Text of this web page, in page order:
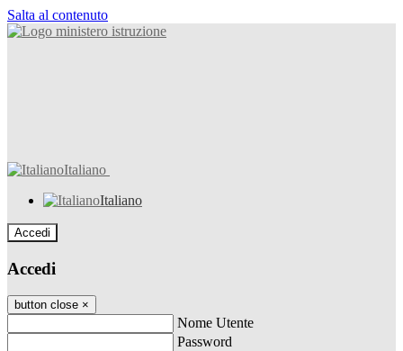
Salta al contenuto
Italiano
Italiano
Accedi
Accedi
button close ×
Nome Utente
Password